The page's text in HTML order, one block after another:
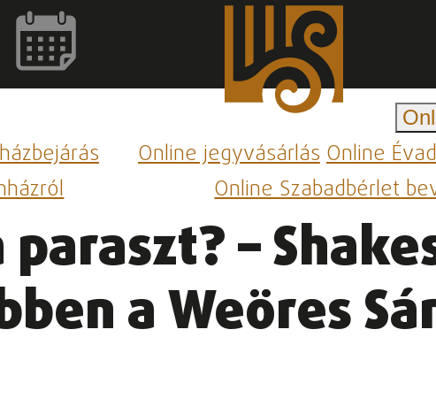
Online jegyvásárlásOnline
Online Szabadbérlet
–
a Weöres